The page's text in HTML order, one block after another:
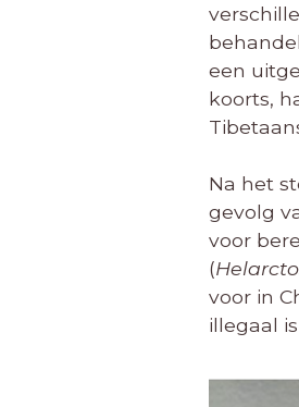
een
koorts,
Na het
gevolg
voor
(
voor in
illegaal